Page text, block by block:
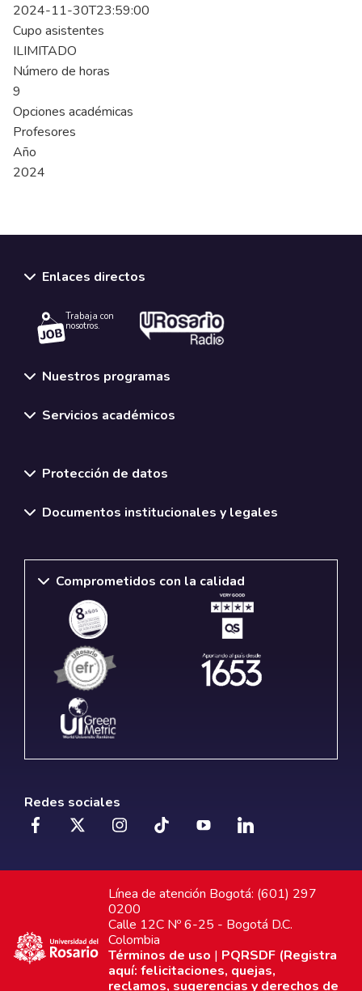
2024-11-30T23:59:00
Cupo asistentes
ILIMITADO
Número de horas
9
Opciones académicas
Profesores
Año
2024
Enlaces directos
Trabaja con
nosotros.
Nuestros programas
Servicios académicos
Protección de datos
Documentos institucionales y legales
Comprometidos con la calidad
Redes sociales
Línea de atención Bogotá: (601) 297
0200
Calle 12C Nº 6-25 - Bogotá D.C.
Colombia
Términos de uso | PQRSDF (Registra
aquí: felicitaciones, quejas,
reclamos, sugerencias y derechos de